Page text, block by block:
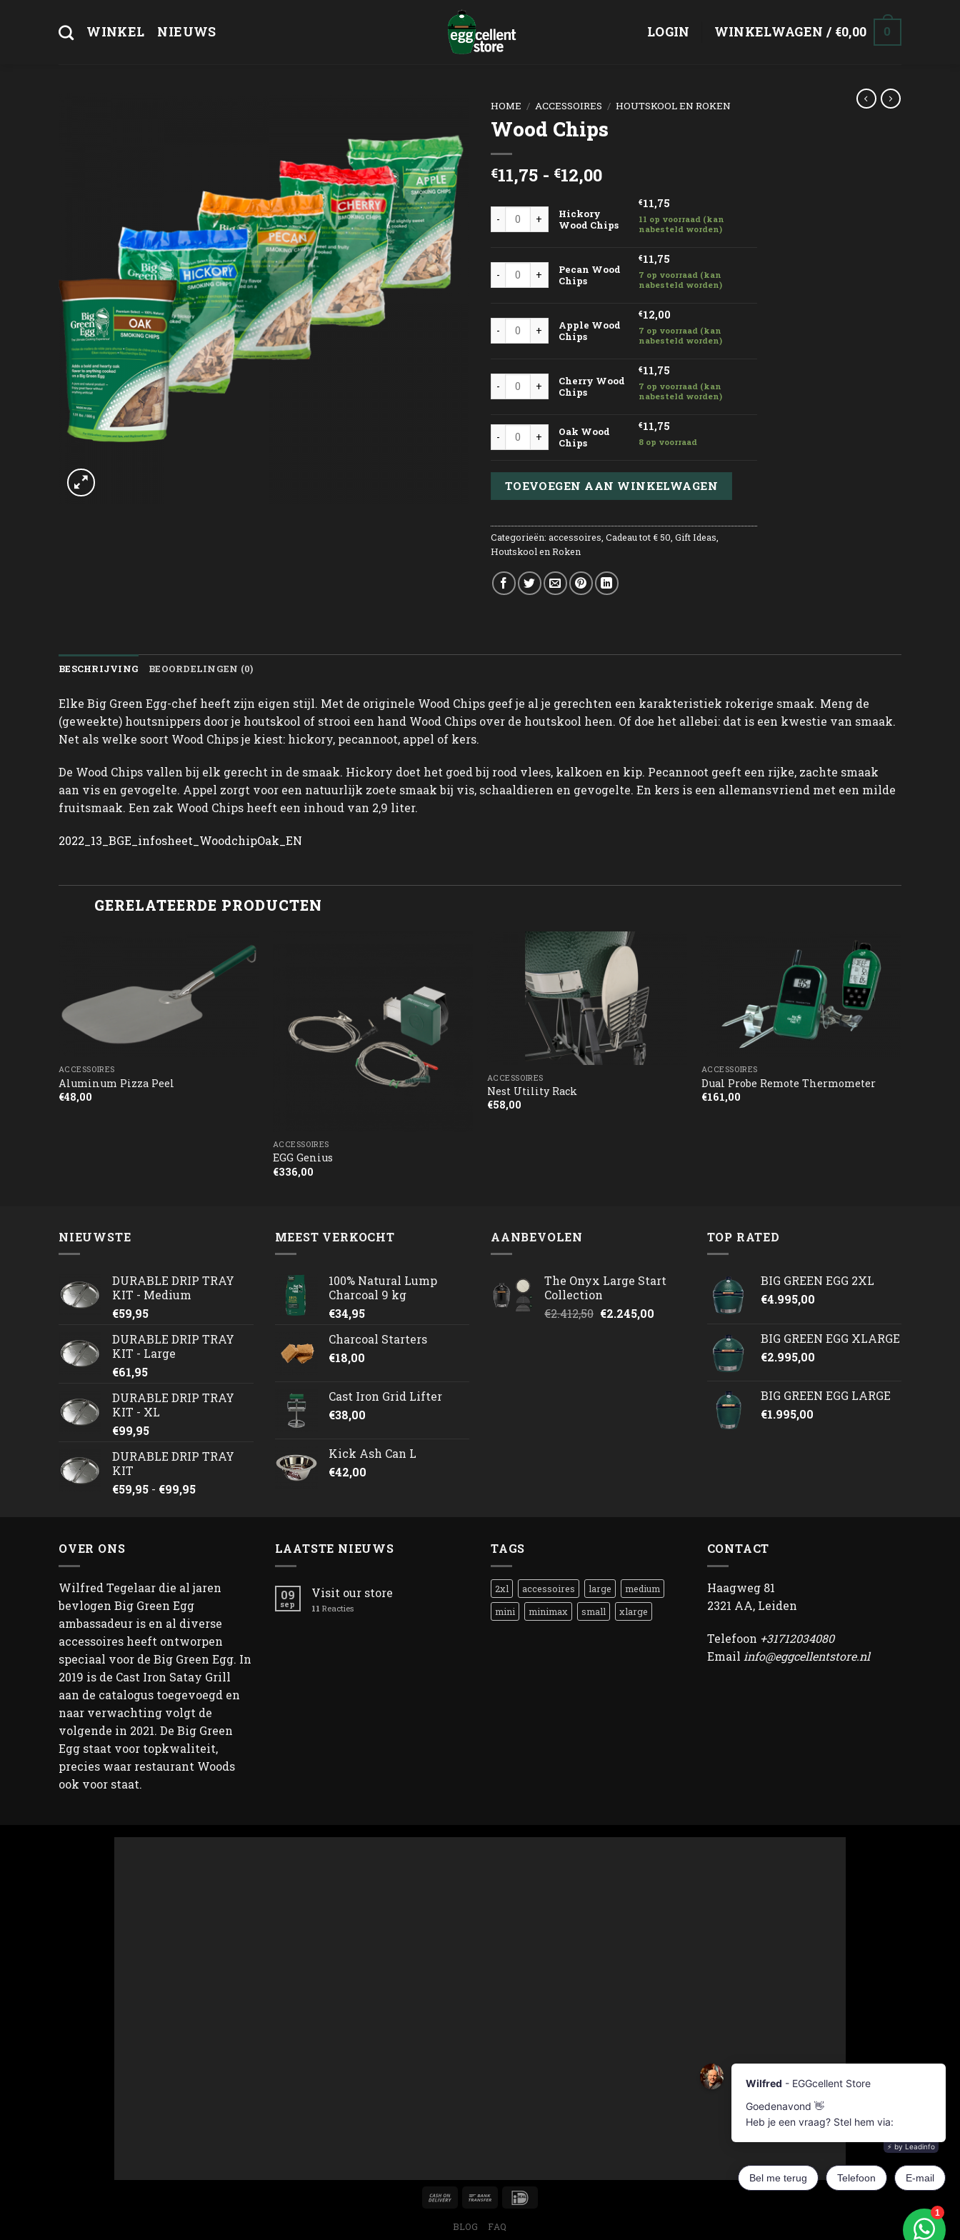
WINKEL NIEUWS LOGIN WINKELWAGEN / €0,00 0
HOME / ACCESSOIRES / HOUTSKOOL EN ROKEN
Wood Chips
€11,75 - €12,00Prijsklasse:
€12,00
Hickory Wood Chips aantal
Hickory
Wood Chips
€11,75
11 op voorraad (kan
nabesteld worden)
Pecan Wood Chips aantal
Pecan Wood
Chips
€11,75
7 op voorraad (kan
nabesteld worden)
Apple Wood Chips aantal
Apple Wood
Chips
€12,00
7 op voorraad (kan
nabesteld worden)
Cherry Wood Chips aantal
Cherry Wood
Chips
€11,75
7 op voorraad (kan
nabesteld worden)
Oak Wood Chips aantal
Oak Wood
Chips
€11,75
8 op voorraad
TOEVOEGEN AAN WINKELWAGEN
Categorieën: accessoires Cadeau tot € 50 Gift Ideas
Houtskool en Roken
BESCHRIJVING BEOORDELINGEN (0)
Elke Big Green Egg-chef heeft zijn eigen stijl. Met de originele Wood Chips geef je al je gerechten een karakteristiek rokerige smaak. Meng de
(geweekte) houtsnippers door je houtskool of strooi een hand Wood Chips over de houtskool heen. Of doe het allebei: dat is een kwestie van smaak.
Net als welke soort Wood Chips je kiest: hickory, pecannoot, appel of kers.
De Wood Chips vallen bij elk gerecht in de smaak. Hickory doet het goed bij rood vlees, kalkoen en kip. Pecannoot geeft een rijke, zachte smaak
aan vis en gevogelte. Appel zorgt voor een natuurlijk zoete smaak bij vis, schaaldieren en gevogelte. En kers is een allemansvriend met een milde
fruitsmaak. Een zak Wood Chips heeft een inhoud van 2,9 liter.
2022_13_BGE_infosheet_WoodchipOak_EN
GERELATEERDE PRODUCTEN
ACCESSOIRES
Aluminum Pizza Peel
€48,00
ACCESSOIRES
EGG Genius
€336,00
ACCESSOIRES
Nest Utility Rack
€58,00
ACCESSOIRES
Dual Probe Remote Thermometer
€161,00
NIEUWSTE
DURABLE DRIP TRAY
KIT - Medium
€59,95
DURABLE DRIP TRAY
KIT - Large
€61,95
DURABLE DRIP TRAY
KIT - XL
€99,95
DURABLE DRIP TRAY
KIT
€59,95 - €99,95Prijsklasse:
MEEST VERKOCHT
100% Natural Lump
Charcoal 9 kg
€34,95
Charcoal Starters
€18,00
Cast Iron Grid Lifter
€38,00
Kick Ash Can L
€42,00
AANBEVOLEN
The Onyx Large Start
Collection
€2.412,50 Oorspronkelijke
€2.245,00Huidige
TOP RATED
BIG GREEN EGG 2XL
€4.995,00
BIG GREEN EGG XLARGE
€2.995,00
BIG GREEN EGG LARGE
€1.995,00
OVER ONS
Wilfred Tegelaar die al jaren
bevlogen Big Green Egg
ambassadeur is en al diverse
accessoires heeft ontworpen
speciaal voor de Big Green Egg. In
2019 is de Cast Iron Satay Grill
aan de catalogus toegevoegd en
naar verwachting volgt de
volgende in 2021. De Big Green
Egg staat voor topkwaliteit,
precies waar restaurant Woods
ook voor staat.
LAATSTE NIEUWS
09
sep
Visit our store
11 Reacties
TAGS
2xl accessoires large
medium
mini
minimax small xlarge
CONTACT
Haagweg 81
2321 AA, Leiden
Telefoon +31712034080
Email info@eggcellentstore.nl
BLOG FAQ